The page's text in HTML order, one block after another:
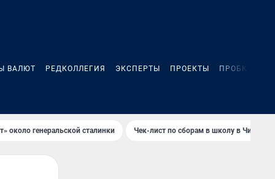
ВАЛЮТ РЕДКОЛЛЕГИЯ ЭКСПЕРТЫ ПРОЕКТЫ ПРОБКИ
около генеральской сталинки Чек-лист по сборам в школу в Чите